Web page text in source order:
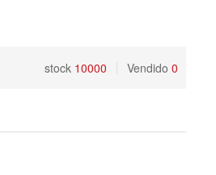
stock 10000 Vendido 0